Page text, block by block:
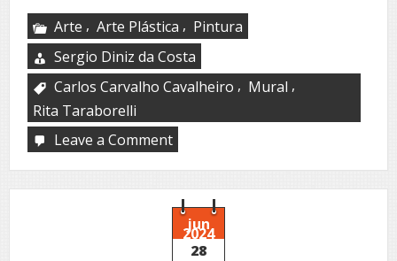
Arte , Arte Plástica , Pintura
Sergio Diniz da Costa
Carlos Carvalho Cavalheiro , Mural ,
Rita Taraborelli
Leave a Commenton
homenageia
mulheres
de
Sorocaba
jun
2024
28